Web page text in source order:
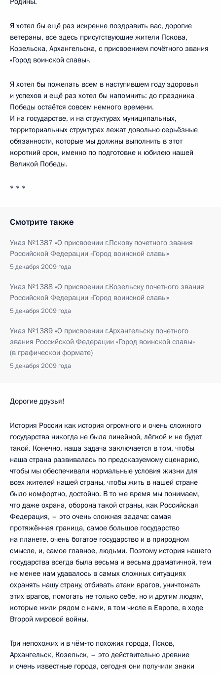
Я хотел бы ещё раз искренне поздравить вас, дорогие
ветераны, все здесь присутствующие жители Пскова,
Козельска, Архангельска, с присвоением почётного звания
«Город воинской славы».
Я хотел бы пожелать всем в наступившем году здоровья
и успехов и ещё раз хотел бы напомнить: до праздника
Победы остаётся совсем немного времени.
И на государстве, и на структурах муниципальных,
территориальных структурах лежат довольно серьёзные
обязанности, которые мы должны выполнить в этот
короткий срок, именно по подготовке к юбилею нашей
Великой Победы.
* * *
Смотрите также
Указ №1387 «О присвоении г.Пскову почетного звания
Российской Федерации «Город воинской славы»
5 декабря 2009 года
Указ №1388 «О присвоении г.Козельску почетного звания
Российской Федерации «Город воинской славы»
5 декабря 2009 года
Указ №1389 «О присвоении г.Архангельску почетного
звания Российской Федерации «Город воинской славы»
(в графическои формате)
5 декабря 2009 года
Дорогие друзья!
История России как история огромного и очень сложного
государства никогда не была линейной, лёгкой и не будет
такой. Конечно, наша задача заключается в том, чтобы
наша страна развивалась по предсказуемому сценарию,
чтобы мы обеспечивали нормальные условия жизни для
всех жителей нашей страны, чтобы жить в нашей стране
было комфортно, достойно. В то же время мы понимаем,
что даже охрана, оборона такой страны, как Российская
Федерация, – это очень сложная задача: самая
протяжённая граница, самое большое государство
на планете, очень богатое государство и в природном
смысле, и, самое главное, людьми. Поэтому история нашего
государства всегда была весьма и весьма драматичной, тем
не менее нам удавалось в самых сложных ситуациях
охранять нашу страну, отбивать атаки врагов, уничтожать
этих врагов, помогать не только себе, но и другим людям,
которые жили рядом с нами, в том числе в Европе, в ходе
Второй мировой войны.
Три непохожих и в чём‑то похожих города, Псков,
Архангельск, Козельск, – это действительно древние
и очень известные города, сегодня они получили знаки